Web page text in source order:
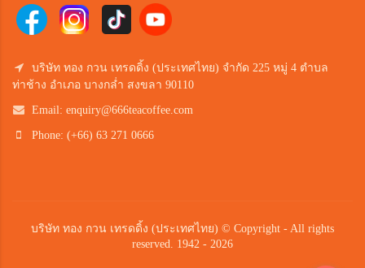
บริษัท ทอง กวน เทรดดิ้ง (ประเทศไทย) จำกัด 225 หมู่ 4 ตำบล
ท่าช้าง อำเภอ บางกล่ำ สงขลา 90110
Email: enquiry@666teacoffee.com
Phone: (+66) 63 271 0666
บริษัท ทอง กวน เทรดดิ้ง (ประเทศไทย) © Copyright - All rights
reserved. 1942 - 2026